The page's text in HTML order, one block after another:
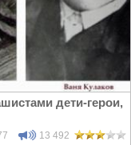
дети-герои,
13 492